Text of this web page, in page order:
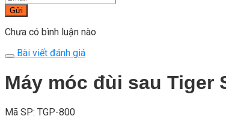
Gửi
Chưa có bình luận nào
Bài viết đánh giá
Máy móc đùi sau Tiger
Mã SP: TGP-800